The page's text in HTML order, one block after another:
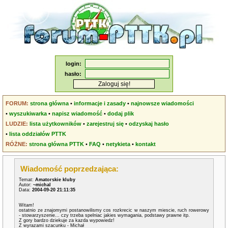
login:
hasło:
FORUM: strona główna •informacje i zasady •najnowsze wiadomości
•wyszukiwarka •napisz wiadomość •dodaj plik
LUDZIE: lista użytkowników •zarejestruj się •odzyskaj hasło
•lista oddziałów PTTK
RÓŻNE: strona główna PTTK •FAQ •netykieta •kontakt
Wiadomość poprzedzająca:
Temat:Amatorskie kluby
Autor:~michal
Data:2004-09-20 21:11:35
Witam!
ostatnio ze znajomymi postanowilismy cos rozkrecic w naszym miescie, ruch rowerowy
- stowarzyszenie... czy trzeba spelniac jakies wymagania, podstawy prawne itp.
Z gory bardzo dziekuje za kazda wypowiedz!
Z wyrazami szacunku - Michał